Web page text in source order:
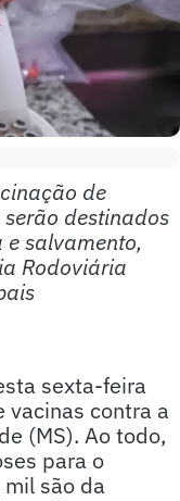
de
destinados
salvamento,
Rodoviária
sexta-feira
vacinas contra a
(MS). Ao todo,
para o
são da